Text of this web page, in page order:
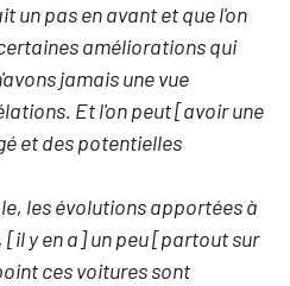
un pas en avant et que l'on
améliorations qui
jamais une vue
Et l'on peut [avoir une
et des potentielles
les évolutions apportées à
y en a] un peu [partout sur
ces voitures sont